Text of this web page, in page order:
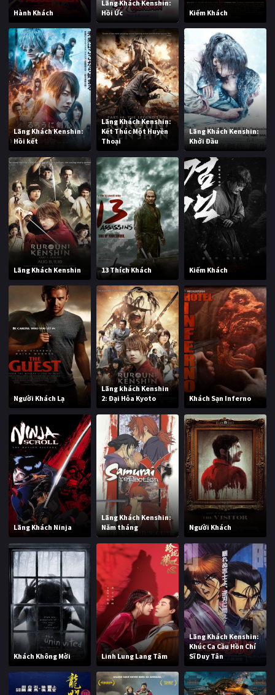
Hành Khách
Lãng Khách Kenshin:
Hồi Ức
Kiếm Khách
Lãng Khách Kenshin:
Hồi kết
Lãng Khách Kenshin:
Kết Thúc Một Huyền
Thoại
Lãng Khách Kenshin:
Khởi Đầu
Lãng Khách Kenshin 13 Thích Khách Kiếm Khách
Người Khách Lạ
Lãng khách Kenshin
2: Đại Hỏa Kyoto
Khách Sạn Inferno
Lãng Khách Ninja
Lãng Khách Kenshin:
Năm tháng
Người Khách
Khách Không Mời Linh Lung Lang Tâm
Lãng Khách Kenshin:
Khúc Ca Cầu Hồn Chí
Sĩ Duy Tân